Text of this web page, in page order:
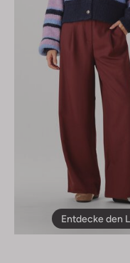
Entdecke den